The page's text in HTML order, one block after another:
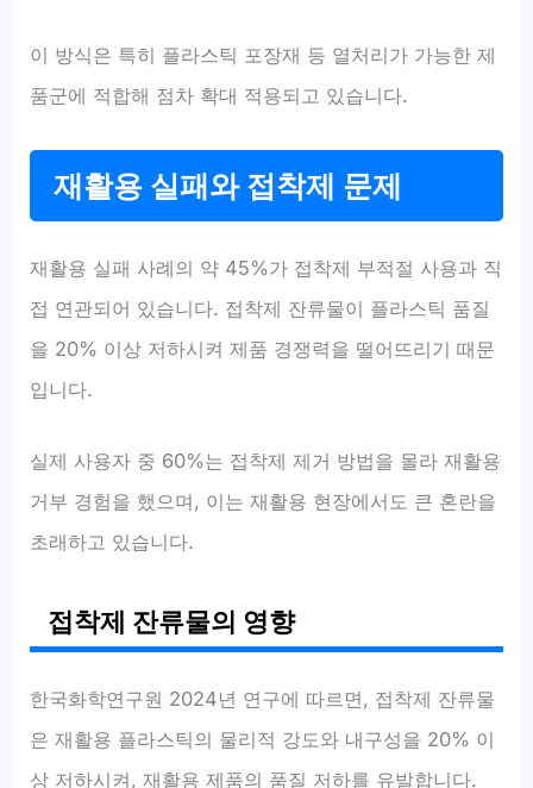
이 방식은 특히 플라스틱 포장재 등 열처리가 가능한 제
품군에 적합해 점차 확대 적용되고 있습니다.
재활용 실패와 접착제 문제
재활용 실패 사례의 약 45%가 접착제 부적절 사용과 직
접 연관되어 있습니다. 접착제 잔류물이 플라스틱 품질
을 20% 이상 저하시켜 제품 경쟁력을 떨어뜨리기 때문
입니다.
실제 사용자 중 60%는 접착제 제거 방법을 몰라 재활용
거부 경험을 했으며, 이는 재활용 현장에서도 큰 혼란을
초래하고 있습니다.
접착제 잔류물의 영향
한국화학연구원 2024년 연구에 따르면, 접착제 잔류물
은 재활용 플라스틱의 물리적 강도와 내구성을 20% 이
상 저하시켜, 재활용 제품의 품질 저하를 유발합니다.